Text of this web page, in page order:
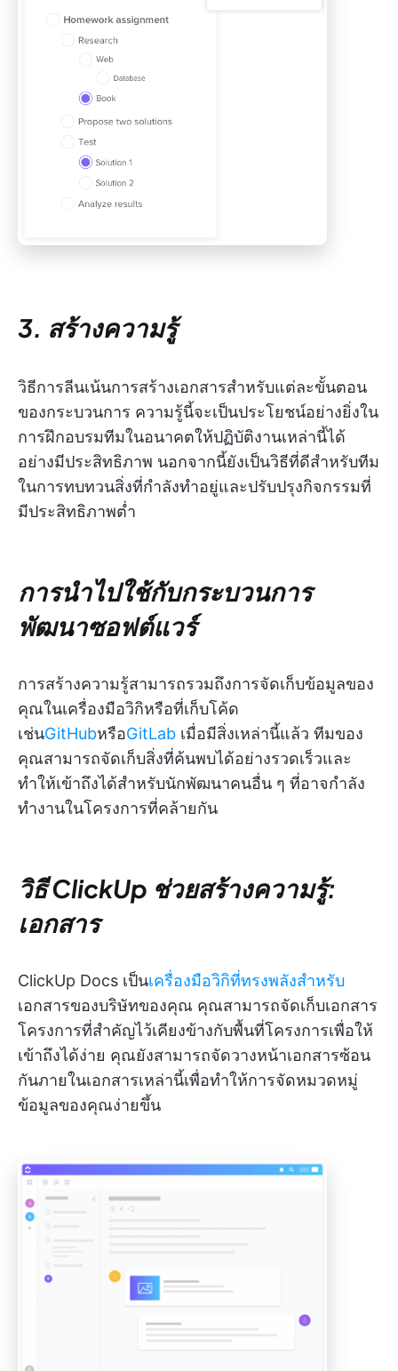
3. สร้างความรู้
วิธีการลีนเน้นการสร้างเอกสารสำหรับแต่ละขั้นตอน
ของกระบวนการ ความรู้นี้จะเป็นประโยชน์อย่างยิ่งใน
การฝึกอบรมทีมในอนาคตให้ปฏิบัติงานเหล่านี้ได้
อย่างมีประสิทธิภาพ นอกจากนี้ยังเป็นวิธีที่ดีสำหรับทีม
ในการทบทวนสิ่งที่กำลังทำอยู่และปรับปรุงกิจกรรมที่
มีประสิทธิภาพต่ำ
การนำไปใช้กับกระบวนการ
พัฒนาซอฟต์แวร์
การสร้างความรู้สามารถรวมถึงการจัดเก็บข้อมูลของ
คุณในเครื่องมือวิกิหรือที่เก็บโค้ด
เช่นGitHubหรือGitLab เมื่อมีสิ่งเหล่านี้แล้ว ทีมของ
คุณสามารถจัดเก็บสิ่งที่ค้นพบได้อย่างรวดเร็วและ
ทำให้เข้าถึงได้สำหรับนักพัฒนาคนอื่น ๆ ที่อาจกำลัง
ทำงานในโครงการที่คล้ายกัน
วิธี ClickUp ช่วยสร้างความรู้:
เอกสาร
ClickUp Docs เป็นเครื่องมือวิกิที่ทรงพลังสำหรับ
เอกสารของบริษัทของคุณ คุณสามารถจัดเก็บเอกสาร
โครงการที่สำคัญไว้เคียงข้างกับพื้นที่โครงการเพื่อให้
เข้าถึงได้ง่าย คุณยังสามารถจัดวางหน้าเอกสารซ้อน
กันภายในเอกสารเหล่านี้เพื่อทำให้การจัดหมวดหมู่
ข้อมูลของคุณง่ายขึ้น